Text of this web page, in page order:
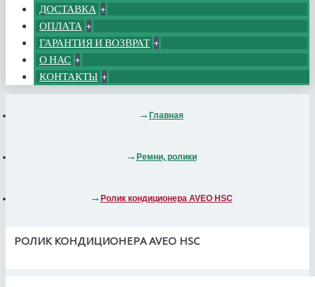
ДОСТАВКА +
ОПЛАТА +
ГАРАНТИЯ И ВОЗВРАТ +
О НАС +
КОНТАКТЫ +
Главная
Ремни, ролики
Ролик кондиционера AVEO HSC
РОЛИК КОНДИЦИОНЕРА AVEO HSC